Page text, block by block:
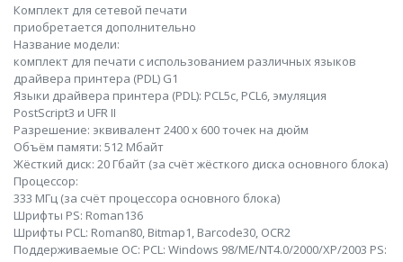
Комплект для сетевой печати
приобретается дополнительно
Название модели:
комплект для печати с использованием различных языков
драйвера принтера (PDL) G1
Языки драйвера принтера (PDL): PCL5c, PCL6, эмуляция
PostScript3 и UFR II
Разрешение: эквивалент 2400 x 600 точек на дюйм
Объём памяти: 512 Мбайт
Жёсткий диск: 20 Гбайт (за счёт жёсткого диска основного блока)
Процессор:
333 МГц (за счёт процессора основного блока)
Шрифты PS: Roman136
Шрифты PCL: Roman80, Bitmap1, Barcode30, OCR2
Поддерживаемые ОС: PCL: Windows 98/ME/NT4.0/2000/XP/2003 PS: